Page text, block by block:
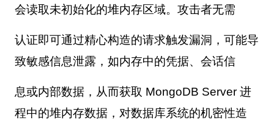
会读取未初始化的堆内存区域。攻击者无需
认证即可通过精心构造的请求触发漏洞，可能导
致敏感信息泄露，如内存中的凭据、会话信
息或内部数据，从而获取 MongoDB Server 进
程中的堆内存数据，对数据库系统的机密性造